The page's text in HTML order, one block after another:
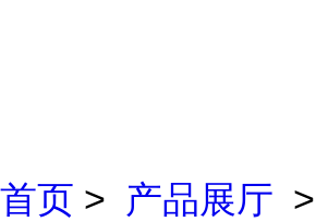
首页 > 产品展厅 >